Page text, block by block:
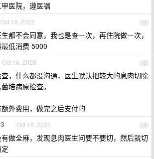
医院，遵医嘱
11
Oct 16, 2025
都不会同意，我也是查一次，再住院做一次，
低消费 5000
12
Oct 16, 2025
，什么都没沟通，医生默认把较大的息肉切除
培病原检查。
外费用，做完之后支付的
13
Oct 16, 2025
做全麻，发现息肉医生问要不要切，然后就切